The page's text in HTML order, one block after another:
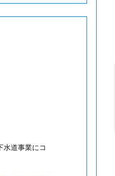
道事業にコ